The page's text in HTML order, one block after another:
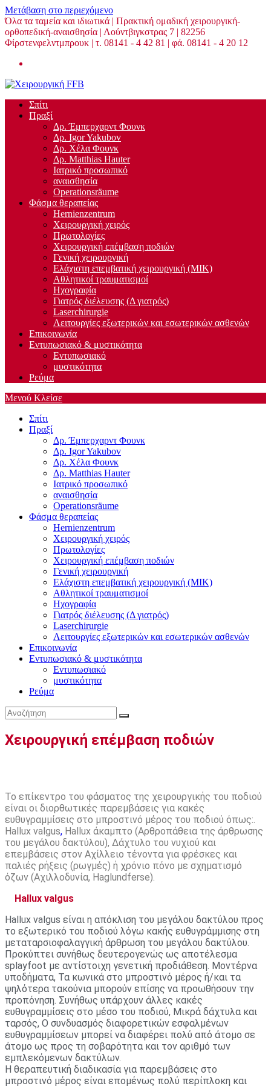
Μετάβαση στο περιεχόμενο
Όλα τα ταμεία και ιδιωτικά | Πρακτική ομαδική χειρουργική-
ορθοπεδική-αναισθησία | Λούντβιγκστρας 7 | 82256
Φίρστενφελντμπρουκ | τ. 08141 - 4 42 81 | φά. 08141 - 4 20 12
Σπίτι
Πραξί
Δρ. Έμπερχαρντ Φουνκ
Δρ. Igor Yakubov
Δρ. Χέλα Φουνκ
Δρ. Matthias Hauter
Ιατρικό προσωπικό
αναισθησία
Operationsräume
Φάσμα θεραπείας
Hernienzentrum
Χειρουργική χειρός
Πρωτολογίες
Χειρουργική επέμβαση ποδιών
Γενική χειρουργική
Ελάχιστη επεμβατική χειρουργική (ΜΙΚ)
Αθλητικοί τραυματισμοί
Ηχογραφία
Γιατρός διέλευσης (Δ γιατρός)
Laserchirurgie
Λειτουργίες εξωτερικών και εσωτερικών ασθενών
Επικοινωνία
Εντυπωσιακό & μυστικότητα
Εντυπωσιακό
μυστικότητα
Ρεύμα
Μενού Κλείσε
Σπίτι
Πραξί
Δρ. Έμπερχαρντ Φουνκ
Δρ. Igor Yakubov
Δρ. Χέλα Φουνκ
Δρ. Matthias Hauter
Ιατρικό προσωπικό
αναισθησία
Operationsräume
Φάσμα θεραπείας
Hernienzentrum
Χειρουργική χειρός
Πρωτολογίες
Χειρουργική επέμβαση ποδιών
Γενική χειρουργική
Ελάχιστη επεμβατική χειρουργική (ΜΙΚ)
Αθλητικοί τραυματισμοί
Ηχογραφία
Γιατρός διέλευσης (Δ γιατρός)
Laserchirurgie
Λειτουργίες εξωτερικών και εσωτερικών ασθενών
Επικοινωνία
Εντυπωσιακό & μυστικότητα
Εντυπωσιακό
μυστικότητα
Ρεύμα
Χειρουργική επέμβαση ποδιών
Το επίκεντρο του φάσματος της χειρουργικής του ποδιού
είναι οι διορθωτικές παρεμβάσεις για κακές
ευθυγραμμίσεις στο μπροστινό μέρος του ποδιού όπως:.
Hallux valgus, Hallux άκαμπτο (Αρθροπάθεια της άρθρωσης
του μεγάλου δακτύλου), Δάχτυλο του νυχιού και
επεμβάσεις στον Αχίλλειο τένοντα για φρέσκες και
παλιές ρήξεις (ρωγμές) ή χρόνιο πόνο με σχηματισμό
όζων (Αχιλλοδυνία, Haglundferse).
Hallux valgus
Hallux valgus είναι η απόκλιση του μεγάλου δακτύλου προς
το εξωτερικό του ποδιού λόγω κακής ευθυγράμμισης στη
μεταταρσιοφαλαγγική άρθρωση του μεγάλου δακτύλου.
Προκύπτει συνήθως δευτερογενώς ως αποτέλεσμα
splayfoot με αντίστοιχη γενετική προδιάθεση. Μοντέρνα
υποδήματα, Τα κωνικά στο μπροστινό μέρος ή/και τα
ψηλότερα τακούνια μπορούν επίσης να προωθήσουν την
προπόνηση. Συνήθως υπάρχουν άλλες κακές
ευθυγραμμίσεις στο μέσο του ποδιού, Μικρά δάχτυλα και
ταρσός, Ο συνδυασμός διαφορετικών εσφαλμένων
ευθυγραμμίσεων μπορεί να διαφέρει πολύ από άτομο σε
άτομο ως προς τη σοβαρότητα και τον αριθμό των
εμπλεκόμενων δακτύλων.
Η θεραπευτική διαδικασία για παρεμβάσεις στο
μπροστινό μέρος είναι επομένως πολύ περίπλοκη και